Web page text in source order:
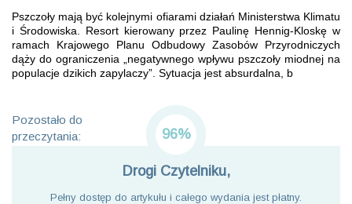
Pszczoły mają być kolejnymi ofiarami działań Ministerstwa Klimatu
i Środowiska. Resort kierowany przez Paulinę Hennig-Kloskę w
ramach Krajowego Planu Odbudowy Zasobów Przyrodniczych
dąży do ograniczenia „negatywnego wpływu pszczoły miodnej na
populacje dzikich zapylaczy”. Sytuacja jest absurdalna, b
Pozostało do
przeczytania:
96%
Drogi Czytelniku,
Pełny dostęp do artykułu i całego wydania jest płatny.